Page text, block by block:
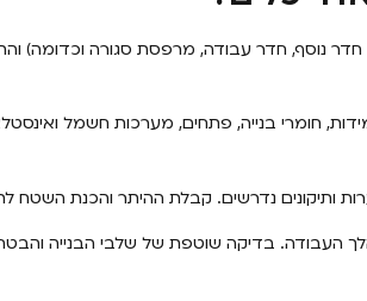
נוסף, חדר עבודה, מרפסת סגורה וכדומה)
חומרי בנייה, פתחים, מערכות חשמל
נדרשים. קבלת ההיתר והכנת השטח
העבודה. בדיקה שוטפת של שלבי הבנייה